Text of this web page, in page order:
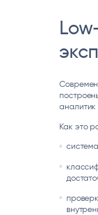
аналитик
Как это